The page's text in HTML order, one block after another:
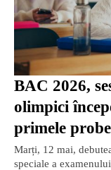
BAC 2026,
olimpici
primele
Marți, 12 mai,
speciale a